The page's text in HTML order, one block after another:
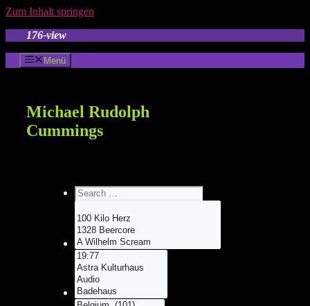
Zum Inhalt springen
176-view
Menü
Michael Rudolph
Cummings